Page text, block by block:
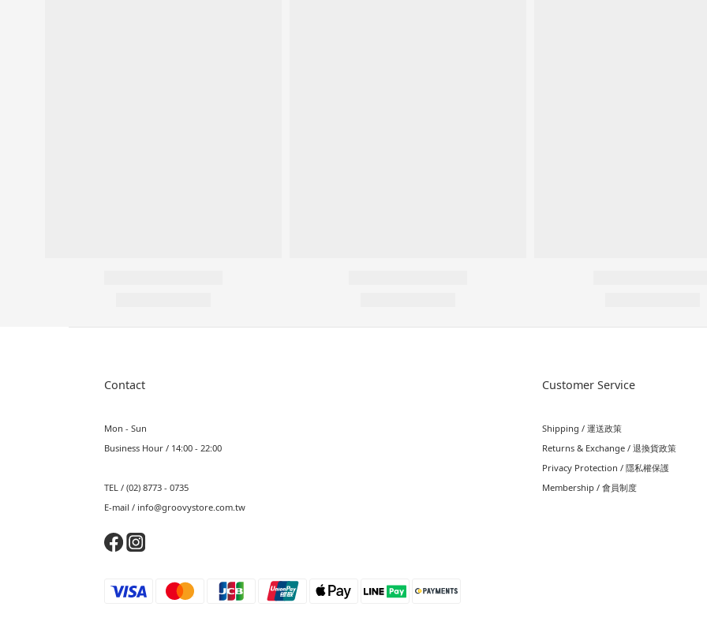
Contact
Mon - Sun
Business Hour / 14:00 - 22:00
TEL / (02) 8773 - 0735
E-mail / info@groovystore.com.tw
Customer Service
Shipping / 運送政策
Returns & Exchange / 退換貨政策
Privacy Protection / 隱私權保護
Membership / 會員制度